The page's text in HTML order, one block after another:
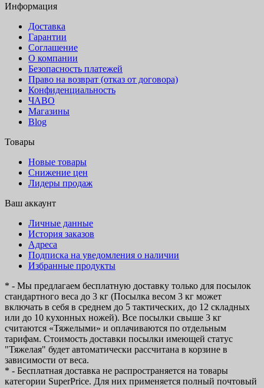
Информация
Доставка
Гарантии
Соглашение
О компании
Безопасность платежей
Право на возврат (отказ от договора)
Конфиденциальность
ЧАВО
Магазины
Blog
Товары
Новые товары
Снижение цен
Лидеры продаж
Ваш аккаунт
Личные данные
История заказов
Адреса
Подписка на уведомления о наличии
Избранные продукты
* - Мы предлагаем бесплатную доставку только для посылок
стандартного веса до 3 кг (Посылка весом 3 кг может
включать в себя в среднем до 5 тактических, до 12 складных
или до 10 кухонных ножей). Все посылки свыше 3 кг
считаются «Тяжелыми» и оплачиваются по отдельным
тарифам. Стоимость доставки посылки имеющей статус
"Тяжелая" будет автоматически рассчитана в корзине в
зависимости от веса.
* - Бесплатная доставка не распространяется на товары
категории SuperPrice. Для них применяется полный почтовый